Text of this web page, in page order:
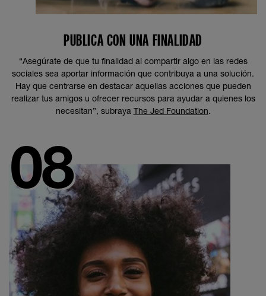
PUBLICA CON UNA FINALIDAD
“Asegúrate de que tu finalidad al compartir algo en las redes
sociales sea aportar información que contribuya a una solución.
Hay que centrarse en destacar aquellas acciones que pueden
realizar tus amigos u ofrecer recursos para ayudar a quienes los
necesitan”, subraya The Jed Foundation.